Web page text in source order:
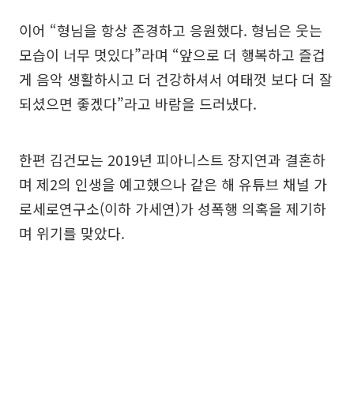
이어 “형님을 항상 존경하고 응원했다. 형님은 웃는
모습이 너무 멋있다”라며 “앞으로 더 행복하고 즐겁
게 음악 생활하시고 더 건강하셔서 여태껏 보다 더 잘
되셨으면 좋겠다”라고 바람을 드러냈다.
한편 김건모는 2019년 피아니스트 장지연과 결혼하
며 제2의 인생을 예고했으나 같은 해 유튜브 채널 가
로세로연구소(이하 가세연)가 성폭행 의혹을 제기하
며 위기를 맞았다.